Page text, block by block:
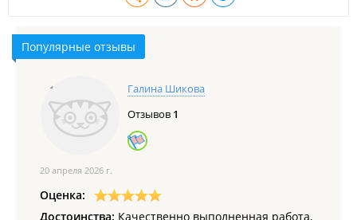
Популярные отзывы
Галина Шикова
Отзывов 1
20 апреля 2026 г.
Оценка:
Достоинства: Качественно выполненная работа,